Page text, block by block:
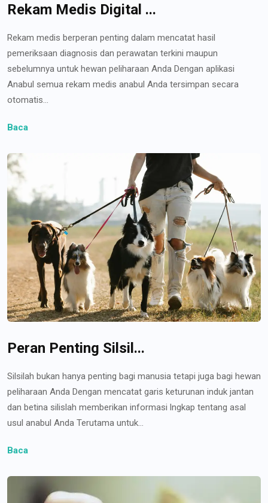
Rekam Medis Digital ...
Rekam medis berperan penting dalam mencatat hasil
pemeriksaan diagnosis dan perawatan terkini maupun
sebelumnya untuk hewan peliharaan Anda Dengan aplikasi
Anabul semua rekam medis anabul Anda tersimpan secara
otomatis...
Baca
Peran Penting Silsil...
Silsilah bukan hanya penting bagi manusia tetapi juga bagi hewan
peliharaan Anda Dengan mencatat garis keturunan induk jantan
dan betina silislah memberikan informasi lngkap tentang asal
usul anabul Anda Terutama untuk...
Baca